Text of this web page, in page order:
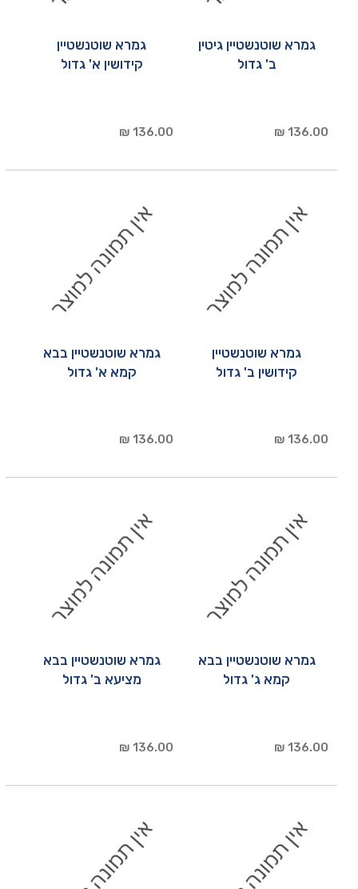
גמרא שוטנשטיין גיטין
ב' גדול
136.00 ₪
גמרא שוטנשטיין
קידושין א' גדול
136.00 ₪
גמרא שוטנשטיין
קידושין ב' גדול
136.00 ₪
גמרא שוטנשטיין בבא
קמא א' גדול
136.00 ₪
גמרא שוטנשטיין בבא
קמא ג' גדול
136.00 ₪
גמרא שוטנשטיין בבא
מציעא ב' גדול
136.00 ₪